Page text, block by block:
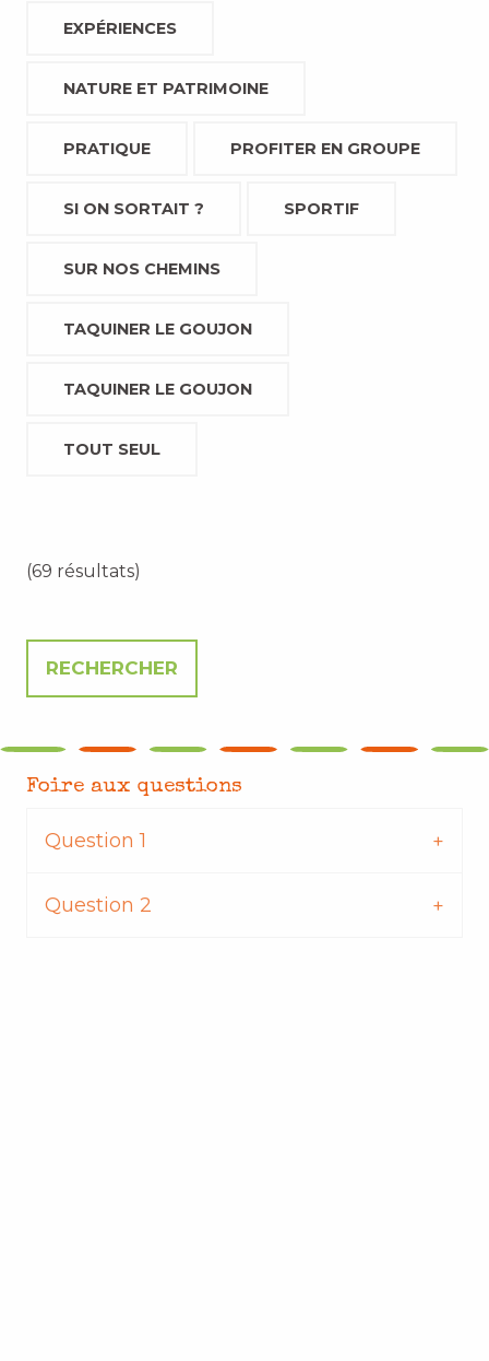
EXPÉRIENCES
NATURE ET PATRIMOINE
PRATIQUE PROFITER EN GROUPE
SI ON SORTAIT ? SPORTIF
SUR NOS CHEMINS
TAQUINER LE GOUJON
TAQUINER LE GOUJON
TOUT SEUL
(69 résultats)
Foire aux questions
Question 1
Question 2